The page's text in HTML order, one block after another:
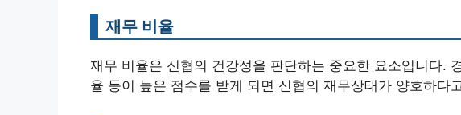
재무 비율
재무 비율은 신협의 건강성을 판단하는 중요한 요소입니다.
율 등이 높은 점수를 받게 되면 신협의 재무상태가 양호하다